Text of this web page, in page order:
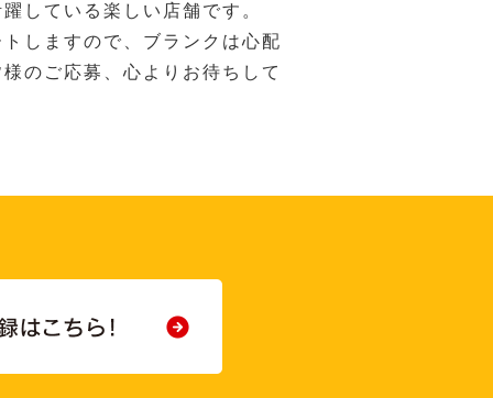
している楽しい店舗です。
しますので、ブランクは心配
のご応募、心よりお待ちして